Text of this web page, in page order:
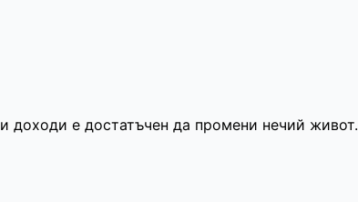
доходи е достатъчен да промени нечий живот.